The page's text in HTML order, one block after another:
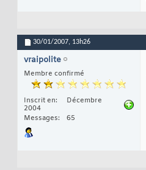
30/01/2007, 13h26
vraipolite
Membre confirmé
Inscrit en
Décembre
2004
Messages
65